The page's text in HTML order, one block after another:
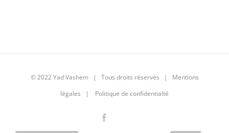
© 2022 Yad Vashem | Tous droits réservés | Mentions
légales | Politique de confidentialté